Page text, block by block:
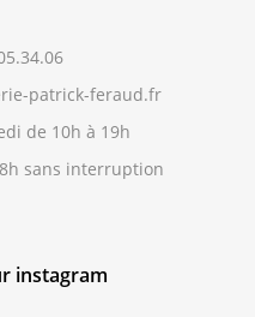
patrick-feraud.fr
de 10h à 19h
sans interruption
instagram